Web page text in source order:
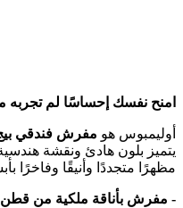
امنح نفسك إحساسًا لم تجربه
أوليمبوس هو مفرش فندقي
يتميز بلون هادئ ونقشة
مظهرًا متجددًا وأنيقًا وفاخرًا
- مفرش بأناقة ملكية من قطن